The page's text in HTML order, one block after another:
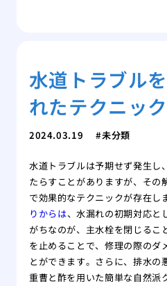
水道トラブル
れたテクニッ
2024.03.19 未分類
水道トラブルは予期せず発生し
たらすことがありますが、その
で効果的なテクニックが存在し
りからは、水漏れの初期対応と
がちなのが、主水栓を閉じるこ
を止めることで、修理の際のダ
とができます。さらに、排水の
重曹と酢を用いた簡単な自然派